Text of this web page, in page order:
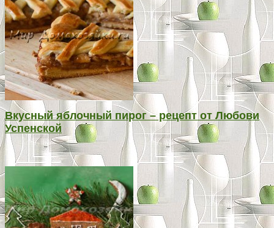
Вкусный яблочный пирог – рецепт от Любови
Успенской